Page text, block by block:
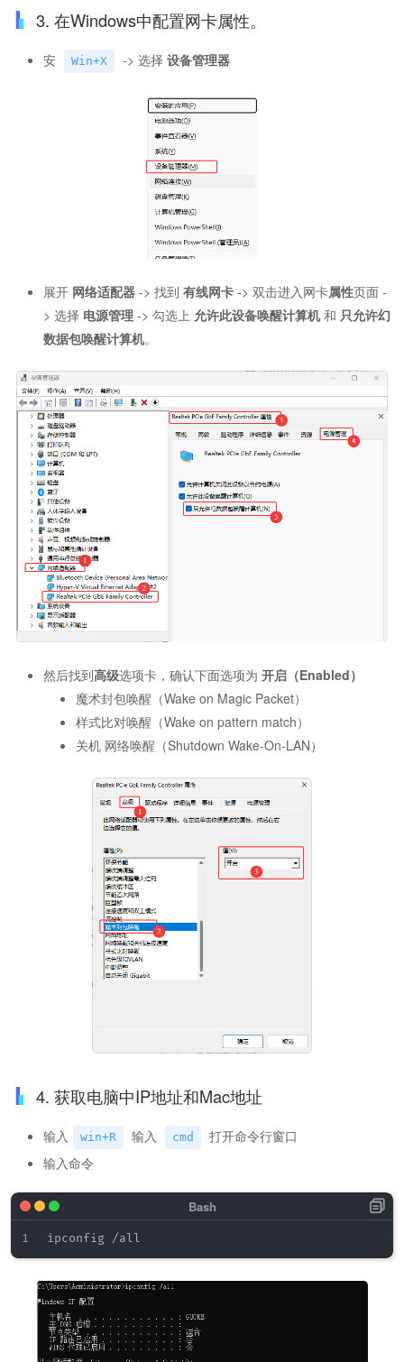
3. 在Windows中配置网卡属性。
安 Win+X -> 选择 设备管理器
展开 网络适配器 -> 找到 有线网卡 -> 双击进入网卡属性页面 -
> 选择 电源管理 -> 勾选上 允许此设备唤醒计算机和 只允许幻
数据包唤醒计算机。
然后找到高级选项卡，确认下面选项为 开启（Enabled）
魔术封包唤醒（Wake on Magic Packet）
样式比对唤醒（Wake on pattern match）
关机 网络唤醒（Shutdown Wake-On-LAN）
4. 获取电脑中IP地址和Mac地址
输入 win+R 输入 cmd
打开命令行窗口
输入命令